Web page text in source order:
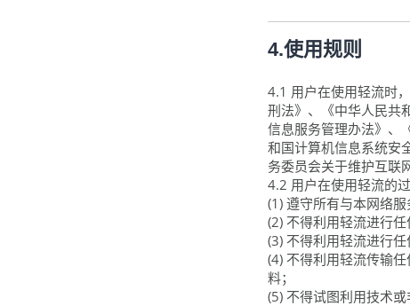
4.使用规则
4.1 用户在使用轻流时
刑法》、《中华人民共
信息服务管理办法》、
和国计算机信息系统安
务委员会关于维护互联
4.2 用户在使用轻流的
(1) 遵守所有与本网络服
(2) 不得利用轻流进行
(3) 不得利用轻流进行任
(4) 不得利用轻流传输
料；
(5) 不得试图利用技术